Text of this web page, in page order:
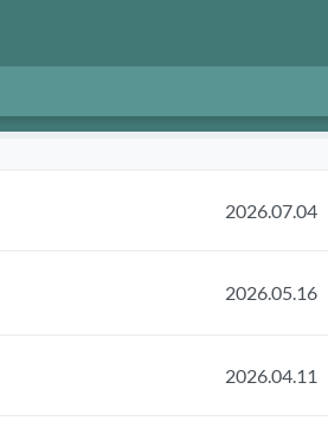
2026.07.04
2026.05.16
2026.04.11